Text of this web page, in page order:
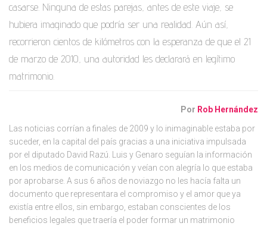
casarse. Ninguna de estas parejas, antes de este viaje, se
hubiera imaginado que podría ser una realidad. Aún así,
recorrieron cientos de kilómetros con la esperanza de que el 21
de marzo de 2010, una autoridad les declarará en legítimo
matrimonio.
Por Rob Hernández
Las noticias corrían a finales de 2009 y lo inimaginable estaba por
suceder, en la capital del país gracias a una iniciativa impulsada
por el diputado David Razú. Luis y Genaro seguían la información
en los medios de comunicación y veían con alegría lo que estaba
por aprobarse. A sus 6 años de noviazgo no les hacía falta un
documento que representara el compromiso y el amor que ya
existía entre ellos, sin embargo, estaban conscientes de los
beneficios legales que traería el poder formar un matrimonio